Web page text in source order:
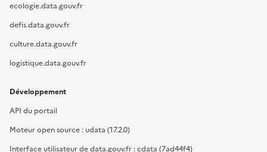
ecologie.data.gouv.fr
defis.data.gouv.fr
culture.data.gouv.fr
logistique.data.gouv.fr
Développement
API du portail
Moteur open source : udata (17.2.0)
Interface utilisateur de data.gouv.fr : cdata (7ad44f4)